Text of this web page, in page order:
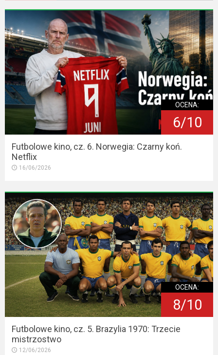
OCENA:
6/10
Futbolowe kino, cz. 6. Norwegia: Czarny koń.
Netflix
16/06/2026
OCENA:
8/10
Futbolowe kino, cz. 5. Brazylia 1970: Trzecie
mistrzostwo
12/06/2026